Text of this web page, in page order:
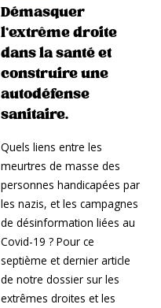
Démasquer
l’extrême droite
dans la santé et
construire une
autodéfense
sanitaire.
Quels liens entre les
meurtres de masse des
personnes handicapées par
les nazis, et les campagnes
de désinformation liées au
Covid-19 ? Pour ce
septième et dernier article
de notre dossier sur les
extrêmes droites et les